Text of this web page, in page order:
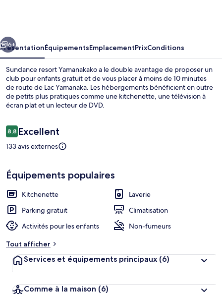
Suivant
6+
PrésentationÉquipementsEmplacementPrixConditions
Sundance resort Yamanakako a le double avantage de proposer un
club pour enfants gratuit et de vous placer à moins de 10 minutes
de route de Lac Yamanaka. Les hébergements bénéficient en outre
de petits plus pratiques comme une kitchenette, une télévision à
écran plat et un lecteur de DVD.
Avis
voyageurs
8,88,8 sur 10
Excellent
133 avis externes
Équipements populaires
Kitchenette
Laverie
Parking gratuit
Climatisation
Activités pour les enfants
Non-fumeurs
Tout afficher
Services et équipements principaux (6)
Comme à la maison (6)